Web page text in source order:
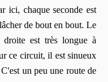
ici, chaque seconde est
de bout en bout. Le
est très longue à
ce circuit, il est sinueux
un peu une route de